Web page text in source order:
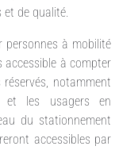
et de qualité.
personnes à mobilité
accessible à compter
notamment
et les usagers en
du stationnement
accessibles par